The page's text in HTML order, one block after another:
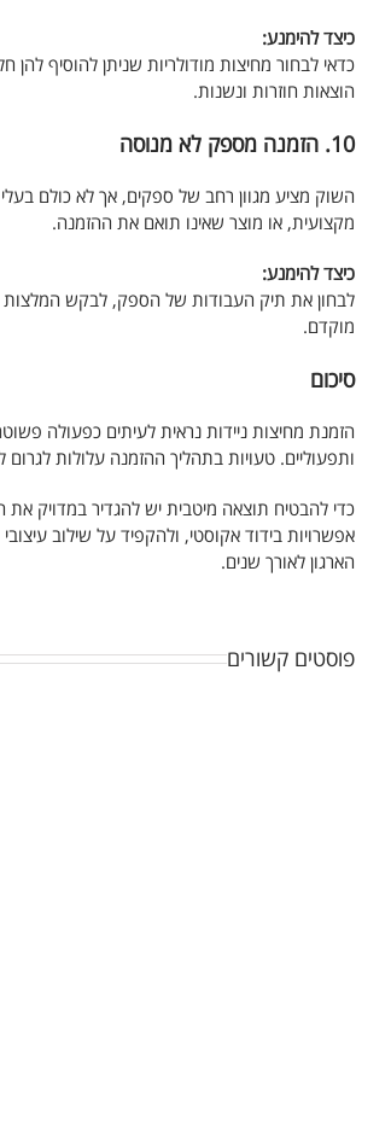
כיצד להימנע:
כדאי לבחור מחיצות מודולריות שניתן להוסיף
הוצאות חוזרות ונשנות.
10. הזמנה מספק לא מנוסה
השוק מציע מגוון רחב של ספקים, אך לא כולם
מקצועית, או מוצר שאינו תואם את ההזמנה.
כיצד להימנע:
לבחון את תיק העבודות של הספק, לבקש המלצות
מוקדם.
סיכום
הזמנת מחיצות ניידות נראית לעיתים כפעולה
ותפעוליים. טעויות בתהליך ההזמנה עלולות לגרום
כדי להבטיח תוצאה מיטבית יש להגדיר במדויק
אפשרויות בידוד אקוסטי, ולהקפיד על שילוב
הארגון לאורך שנים.
פוסטים קשורים